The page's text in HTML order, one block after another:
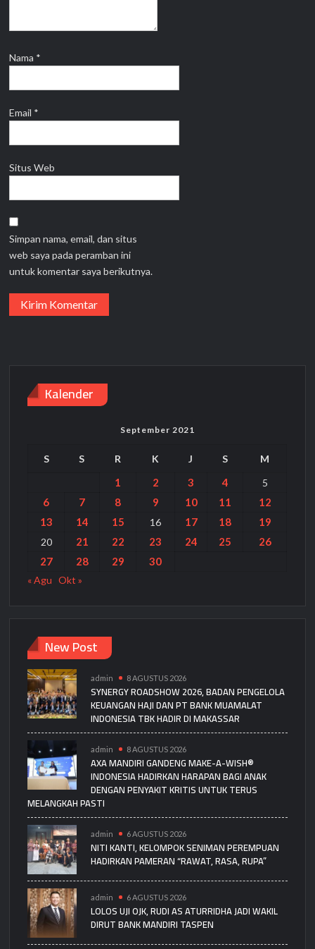
Nama *
Email *
Situs Web
Simpan nama, email, dan situs
web saya pada peramban ini
untuk komentar saya berikutnya.
Kalender
September 2021
S S R K J S M
1 2 3 4 5
6 7 8 9 10 11
12
13
14 15 16 17 18 19
20 21 22 23 24 25
26
27
28 29 30
« Agu Okt »
New Post
admin 8 AGUSTUS 2026
SYNERGY ROADSHOW 2026, BADAN PENGELOLA
KEUANGAN HAJI DAN PT BANK MUAMALAT
INDONESIA TBK HADIR DI MAKASSAR
admin 8 AGUSTUS 2026
AXA MANDIRI GANDENG MAKE-A-WISH®
INDONESIA HADIRKAN HARAPAN BAGI ANAK
DENGAN PENYAKIT KRITIS UNTUK TERUS
MELANGKAH PASTI
admin 6 AGUSTUS 2026
NITI KANTI, KELOMPOK SENIMAN PEREMPUAN
HADIRKAN PAMERAN “RAWAT, RASA, RUPA”
admin 6 AGUSTUS 2026
LOLOS UJI OJK, RUDI AS ATURRIDHA JADI WAKIL
DIRUT BANK MANDIRI TASPEN